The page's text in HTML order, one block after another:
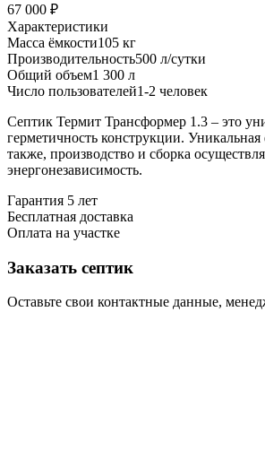
67 000 ₽
Характеристики
Масса ёмкости105 кг
Производительность500 л/сутки
Общий объем1 300 л
Число пользователей1-2 человек
Септик Термит Трансформер 1.3 – это
герметичность конструкции.
также, производство и сборка
энергонезависимость.
Гарантия 5 лет
Бесплатная доставка
Оплата на участке
Заказать септик
Оставьте свои контактные данные,